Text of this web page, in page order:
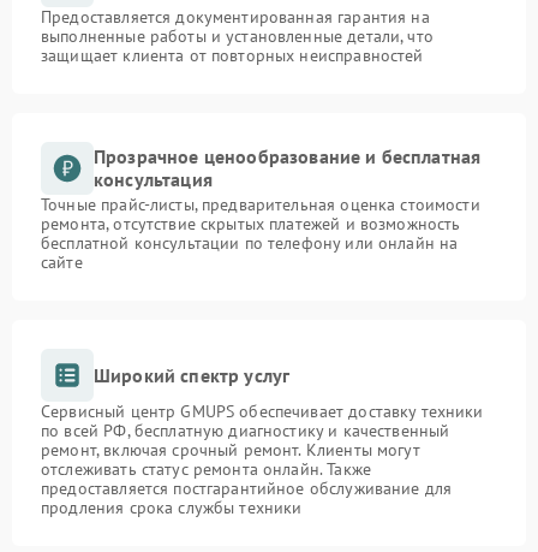
Предоставляется документированная гарантия на
выполненные работы и установленные детали, что
защищает клиента от повторных неисправностей
Прозрачное ценообразование и бесплатная
консультация
Точные прайс-листы, предварительная оценка стоимости
ремонта, отсутствие скрытых платежей и возможность
бесплатной консультации по телефону или онлайн на
сайте
Широкий спектр услуг
Сервисный центр GMUPS обеспечивает доставку техники
по всей РФ, бесплатную диагностику и качественный
ремонт, включая срочный ремонт. Клиенты могут
отслеживать статус ремонта онлайн. Также
предоставляется постгарантийное обслуживание для
продления срока службы техники